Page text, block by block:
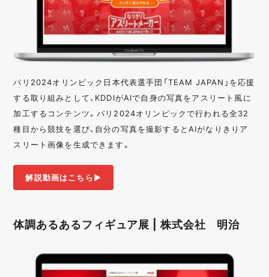
パリ2024オリンピック日本代表選手団「TEAM JAPAN」を応援
する取り組みとして、KDDIがAIで自身の写真をアスリート風に
加工するコンテンツ。パリ2024オリンピックで行われる全32
種目から競技を選び、自分の写真を撮影するとAIがなりきりア
スリート画像を生成できます。
解説動画はこちら▶︎
体調あるあるフィギュア展 | 株式会社 明治